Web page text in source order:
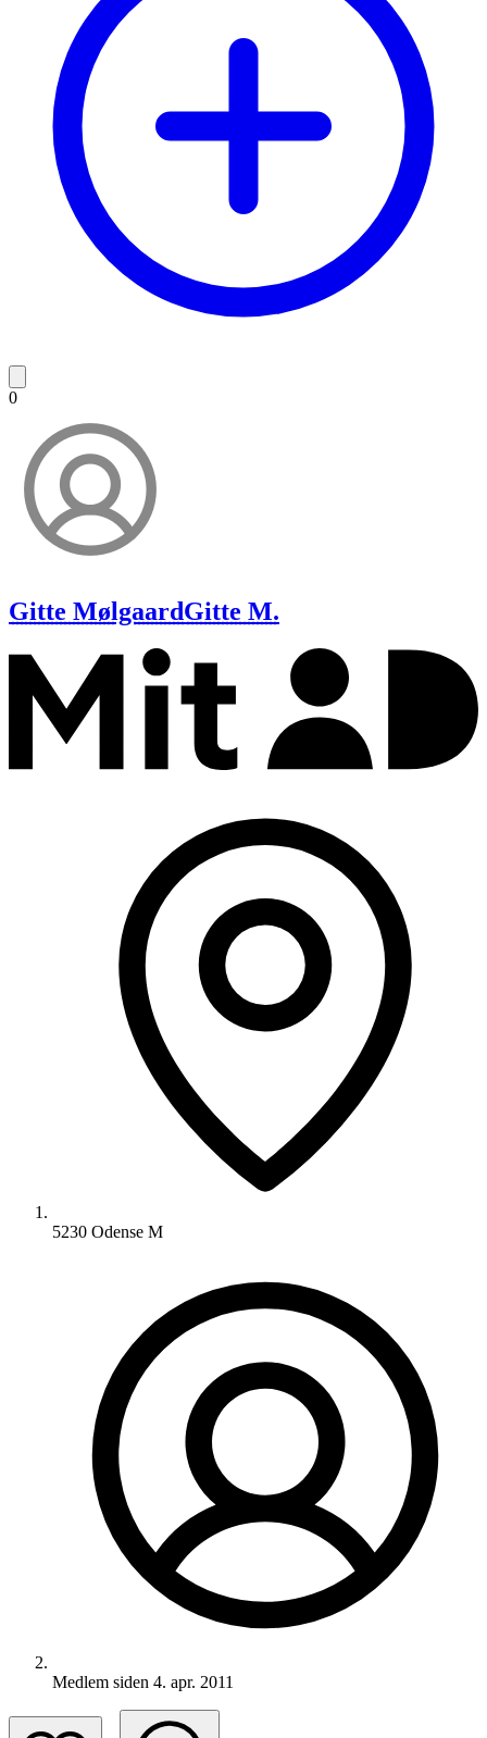
0
Gitte MølgaardGitte M.
5230 Odense M
Medlem siden 4. apr. 2011